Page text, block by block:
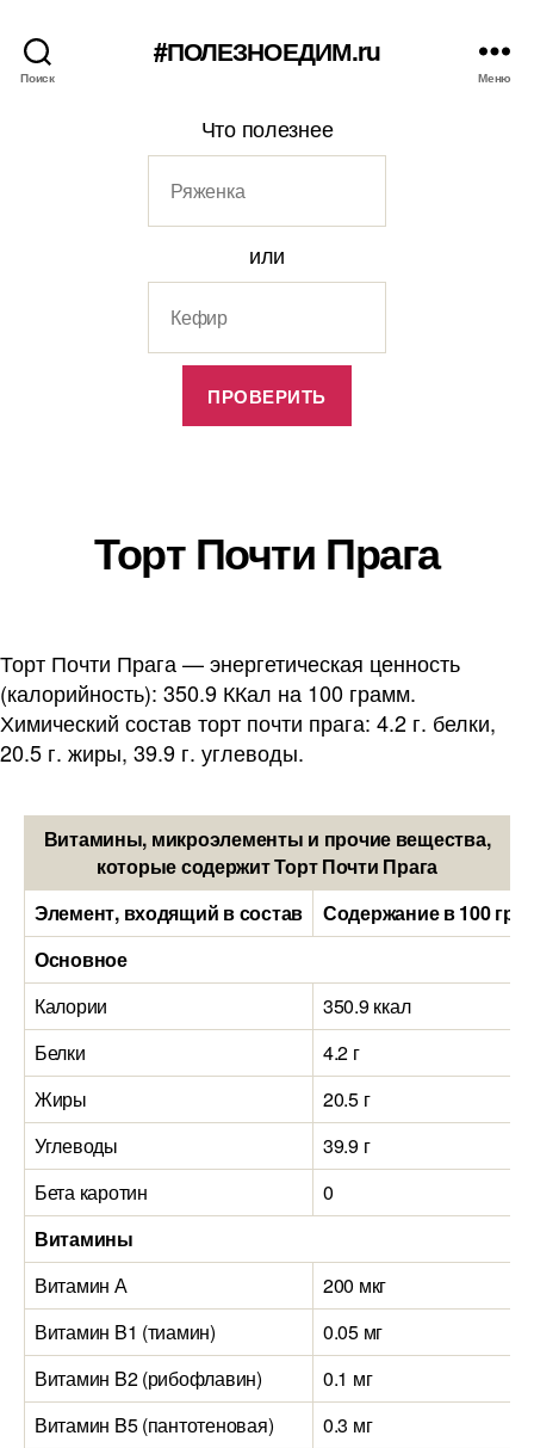
Поиск
#ПОЛЕЗНОЕДИМ.ru
Меню
Что полезнее
или
Торт Почти Прага
Торт Почти Прага — энергетическая ценность
(калорийность): 350.9 ККал на 100 грамм.
Химический состав торт почти прага: 4.2 г. белки,
20.5 г. жиры, 39.9 г. углеводы.
Витамины, микроэлементы и прочие вещества,
которые содержит Торт Почти Прага
Элемент, входящий в состав
Содержание в 100
Основное
Калории
350.9 ккал
Белки
4.2 г
Жиры
20.5 г
Углеводы
39.9 г
Бета каротин
0
Витамины
Витамин А
200 мкг
Витамин B1 (тиамин)
0.05 мг
Витамин B2 (рибофлавин)
0.1 мг
Витамин B5 (пантотеновая)
0.3 мг